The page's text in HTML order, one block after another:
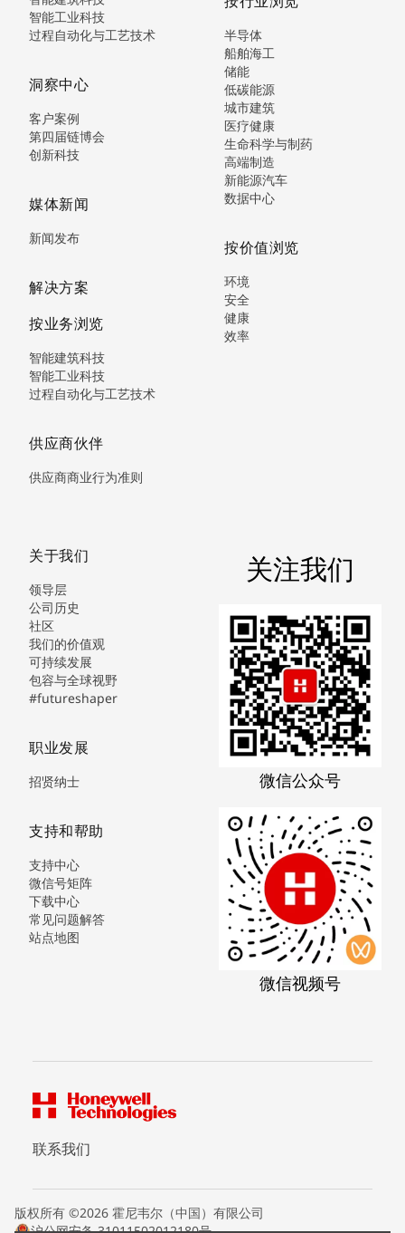
智能工业科技
过程自动化与工艺技术
洞察中心
客户案例
第四届链博会
创新科技
媒体新闻
新闻发布
解决方案
按业务浏览
智能建筑科技
智能工业科技
过程自动化与工艺技术
供应商伙伴
供应商商业行为准则
半导体
船舶海工
储能
低碳能源
城市建筑
医疗健康
生命科学与制药
高端制造
新能源汽车
数据中心
按价值浏览
环境
安全
健康
效率
关于我们
领导层
公司历史
社区
我们的价值观
可持续发展
包容与全球视野
#futureshaper
职业发展
招贤纳士
支持和帮助
支持中心
微信号矩阵
下载中心
常见问题解答
站点地图
关注我们
微信公众号
微信视频号
联系我们
版权所有 ©2026 霍尼韦尔（中国）有限公司